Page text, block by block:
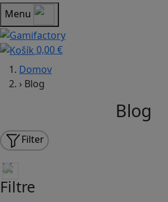
Menu
0,00 €
Domov
› Blog
Blog
Filter
Filtre